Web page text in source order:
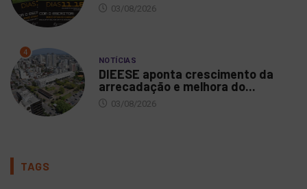
03/08/2026
4
NOTÍCIAS
DIEESE aponta crescimento da
arrecadação e melhora do...
03/08/2026
TAGS